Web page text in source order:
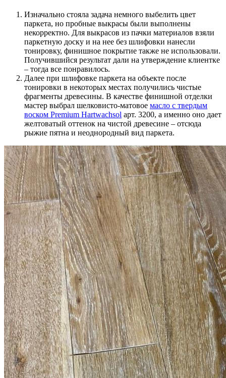
Изначально стояла задача немного выбелить цвет
паркета, но пробные выкрасы были выполнены
некорректно. Для выкрасов из пачки материалов взяли
паркетную доску и на нее без шлифовки нанесли
тонировку, финишное покрытие также не использовали.
Получившийся результат дали на утверждение клиентке
– тогда все понравилось.
Далее при шлифовке паркета на объекте после
тонировки в некоторых местах получились чистые
фрагменты древесины. В качестве финишной отделки
мастер выбрал шелковисто-матовое масло с твердым
воском Premium Hartwachsol арт. 3200, а именно оно дает
желтоватый оттенок на чистой древесине – отсюда
рыжие пятна и неоднородный вид паркета.